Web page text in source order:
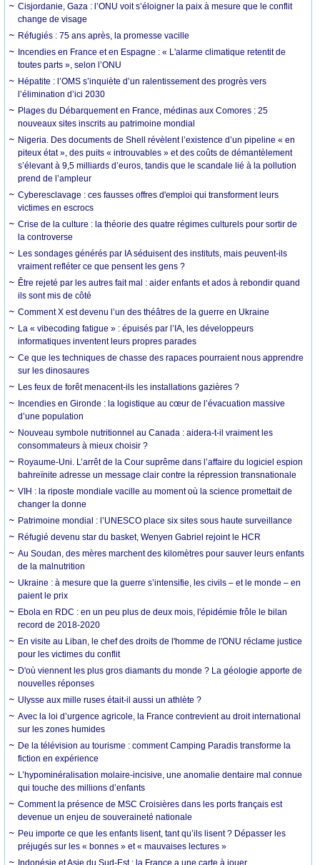
Cisjordanie, Gaza : l’ONU voit s’éloigner la paix à mesure que le conflit
change de visage
Réfugiés : 75 ans après, la promesse vacille
Incendies en France et en Espagne : « L'alarme climatique retentit de
toutes parts », selon l’ONU
Hépatite : l’OMS s’inquiète d’un ralentissement des progrès vers
l’élimination d’ici 2030
Plages du Débarquement en France, médinas aux Comores : 25
nouveaux sites inscrits au patrimoine mondial
Nigeria. Des documents de Shell révèlent l’existence d’un pipeline « en
piteux état », des puits « introuvables » et des coûts de démantèlement
s’élevant à 9,5 milliards d’euros, tandis que le scandale lié à la pollution
prend de l’ampleur
Cyberesclavage : ces fausses offres d'emploi qui transforment leurs
victimes en escrocs
Crise de la culture : la théorie des quatre régimes culturels pour sortir de
la controverse
Les sondages générés par IA séduisent des instituts, mais peuvent-ils
vraiment refléter ce que pensent les gens ?
Être rejeté par les autres fait mal : aider enfants et ados à rebondir quand
ils sont mis de côté
Comment X est devenu l’un des théâtres de la guerre en Ukraine
La « vibecoding fatigue » : épuisés par l’IA, les développeurs
informatiques inventent leurs propres parades
Ce que les techniques de chasse des rapaces pourraient nous apprendre
sur les dinosaures
Les feux de forêt menacent-ils les installations gazières ?
Incendies en Gironde : la logistique au cœur de l’évacuation massive
d’une population
Nouveau symbole nutritionnel au Canada : aidera-t-il vraiment les
consommateurs à mieux choisir ?
Royaume-Uni. L’arrêt de la Cour suprême dans l’affaire du logiciel espion
bahreïnite adresse un message clair contre la répression transnationale
VIH : la riposte mondiale vacille au moment où la science promettait de
changer la donne
Patrimoine mondial : l’UNESCO place six sites sous haute surveillance
Réfugié devenu star du basket, Wenyen Gabriel rejoint le HCR
Au Soudan, des mères marchent des kilomètres pour sauver leurs enfants
de la malnutrition
Ukraine : à mesure que la guerre s’intensifie, les civils – et le monde – en
paient le prix
Ebola en RDC : en un peu plus de deux mois, l'épidémie frôle le bilan
record de 2018-2020
En visite au Liban, le chef des droits de l'homme de l'ONU réclame justice
pour les victimes du conflit
D'où viennent les plus gros diamants du monde ? La géologie apporte de
nouvelles réponses
Ulysse aux mille ruses était-il aussi un athlète ?
Avec la loi d’urgence agricole, la France contrevient au droit international
sur les zones humides
De la télévision au tourisme : comment Camping Paradis transforme la
fiction en expérience
L’hypominéralisation molaire-incisive, une anomalie dentaire mal connue
qui touche des millions d’enfants
Comment la présence de MSC Croisières dans les ports français est
devenue un enjeu de souveraineté nationale
Peu importe ce que les enfants lisent, tant qu’ils lisent ? Dépasser les
préjugés sur les « bonnes » et « mauvaises lectures »
Indonésie et Asie du Sud-Est : la France a une carte à jouer